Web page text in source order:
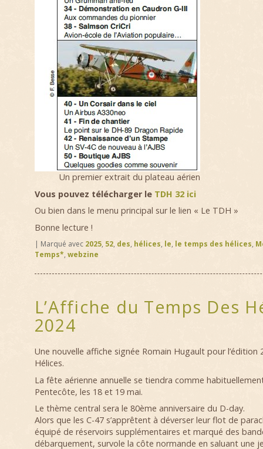
Un premier extrait du plateau aérien
Vous pouvez télécharger le TDH 32 ici
Ou bien dans le menu principal sur le lien « Le TDH »
Bonne lecture !
| Marqué avec 2025, 52, des, hélices, le, le temps des hélices,
Temps*, webzine
L’Affiche du Temps Des
2024
Une nouvelle affiche signée Romain Hugault pour l’édition
Hélices.
La fête aérienne annuelle se tiendra comme
Pentecôte, les 18 et 19 mai.
Le thème central sera le 80ème anniversaire du D-day.
Alors que les C-47 s’apprêtent à déverser leur flot de
équipé de réservoirs supplémentaires et marqué des
débarquement, survole la côte normande en saluant une